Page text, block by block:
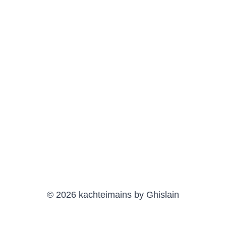
© 2026 kachteimains by Ghislain